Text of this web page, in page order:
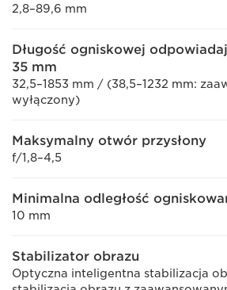
2,8–89,6 mm
Długość ogniskowej
35 mm
32,5–1853 mm / (38,5–1232 mm:
wyłączony)
Maksymalny otwór przysłony
f/1,8–4,5
Minimalna odległość
10 mm
Stabilizator obrazu
Optyczna inteligentna stabilizacja